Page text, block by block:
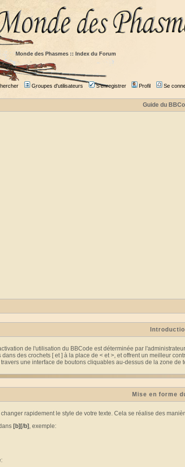
Monde des Phasmes :: Index du Forum
Groupes d'utilisateurs S'enregistrer Profil Se
Guide du
de l'utilisation du BBCode est déterminée par
des crochets [ et ] à la place de < et >, et offrent un meilleur
une interface de boutons cliquables au-dessus de la zone
Mise en forme
rapidement le style de votre texte. Cela se réalise des
[b][/b] , exemple: